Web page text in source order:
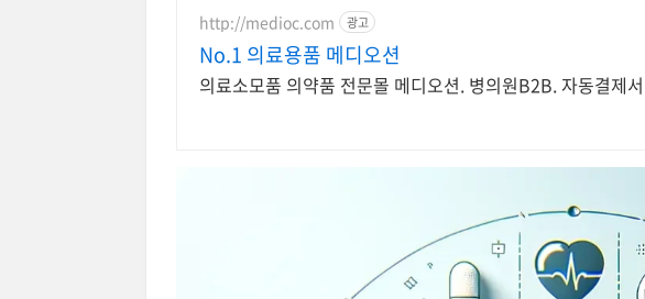
http://medioc.com 광고
No.1 의료용품 메디오션
의료소모품 의약품 전문몰 메디오션. 병의원B2B. 자동결제